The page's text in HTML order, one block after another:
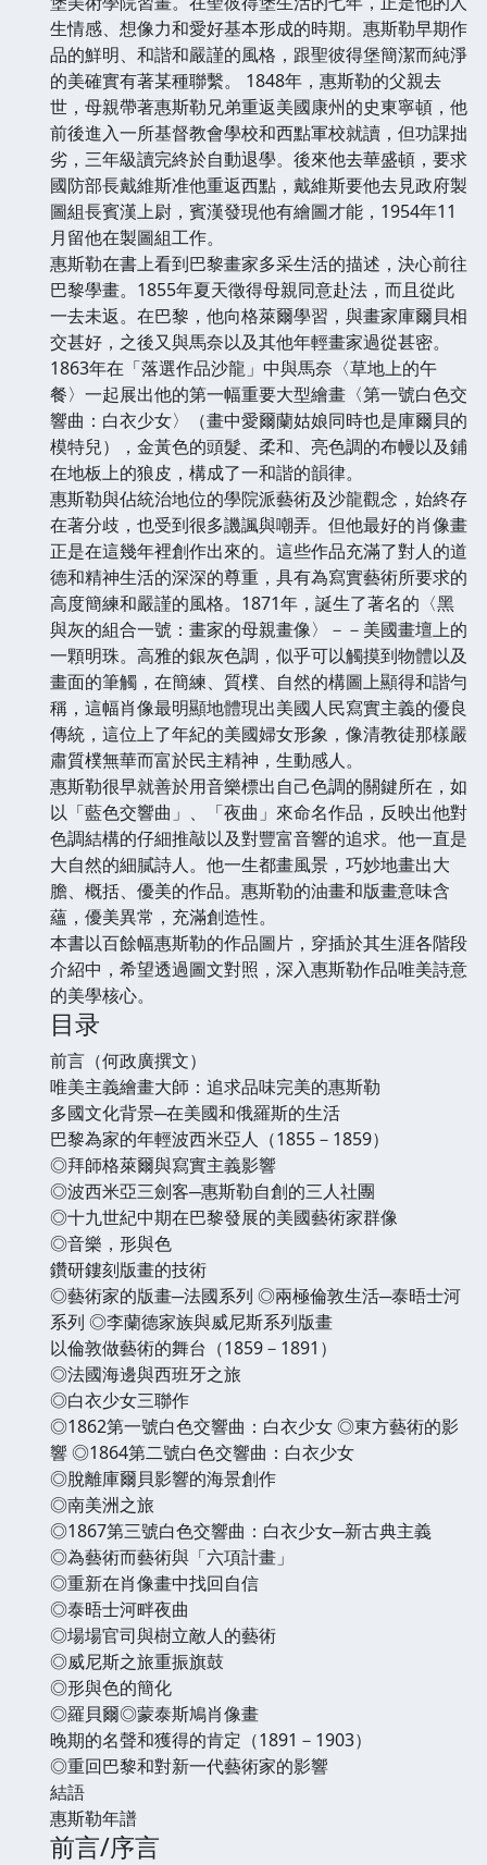
生情感、想像力和愛好基本形成的時期。惠斯勒早期作
品的鮮明、和諧和嚴謹的風格，跟聖彼得堡簡潔而純淨
的美確實有著某種聯繫。 1848年，惠斯勒的父親去
世，母親帶著惠斯勒兄弟重返美國康州的史東寧頓，他
前後進入一所基督教會學校和西點軍校就讀，但功課拙
劣，三年級讀完終於自動退學。後來他去華盛頓，要求
國防部長戴維斯准他重返西點，戴維斯要他去見政府製
圖組長賓漢上尉，賓漢發現他有繪圖才能，1954年11
月留他在製圖組工作。
惠斯勒在書上看到巴黎畫家多采生活的描述，決心前往
巴黎學畫。1855年夏天徵得母親同意赴法，而且從此
一去未返。在巴黎，他向格萊爾學習，與畫家庫爾貝相
交甚好，之後又與馬奈以及其他年輕畫家過從甚密。
1863年在「落選作品沙龍」中與馬奈〈草地上的午
餐〉一起展出他的第一幅重要大型繪畫〈第一號白色交
響曲：白衣少女〉（畫中愛爾蘭姑娘同時也是庫爾貝的
模特兒），金黃色的頭髮、柔和、亮色調的布幔以及鋪
在地板上的狼皮，構成了一和諧的韻律。
惠斯勒與佔統治地位的學院派藝術及沙龍觀念，始終存
在著分歧，也受到很多譏諷與嘲弄。但他最好的肖像畫
正是在這幾年裡創作出來的。這些作品充滿了對人的道
德和精神生活的深深的尊重，具有為寫實藝術所要求的
高度簡練和嚴謹的風格。1871年，誕生了著名的〈黑
與灰的組合一號：畫家的母親畫像〉－－美國畫壇上的
一顆明珠。高雅的銀灰色調，似乎可以觸摸到物體以及
畫面的筆觸，在簡練、質樸、自然的構圖上顯得和諧勻
稱，這幅肖像最明顯地體現出美國人民寫實主義的優良
傳統，這位上了年紀的美國婦女形象，像清教徒那樣嚴
肅質樸無華而富於民主精神，生動感人。
惠斯勒很早就善於用音樂標出自己色調的關鍵所在，如
以「藍色交響曲」、「夜曲」來命名作品，反映出他對
色調結構的仔細推敲以及對豐富音響的追求。他一直是
大自然的細膩詩人。他一生都畫風景，巧妙地畫出大
膽、概括、優美的作品。惠斯勒的油畫和版畫意味含
蘊，優美異常，充滿創造性。
本書以百餘幅惠斯勒的作品圖片，穿插於其生涯各階段
介紹中，希望透過圖文對照，深入惠斯勒作品唯美詩意
的美學核心。
目录
前言（何政廣撰文）
唯美主義繪畫大師：追求品味完美的惠斯勒
多國文化背景─在美國和俄羅斯的生活
巴黎為家的年輕波西米亞人（1855－1859）
◎拜師格萊爾與寫實主義影響
◎波西米亞三劍客─惠斯勒自創的三人社團
◎十九世紀中期在巴黎發展的美國藝術家群像
◎音樂，形與色
鑽研鏤刻版畫的技術
◎藝術家的版畫─法國系列 ◎兩極倫敦生活─泰晤士河
系列 ◎李蘭德家族與威尼斯系列版畫
以倫敦做藝術的舞台（1859－1891）
◎法國海邊與西班牙之旅
◎白衣少女三聯作
◎1862第一號白色交響曲：白衣少女 ◎東方藝術的影
響 ◎1864第二號白色交響曲：白衣少女
◎脫離庫爾貝影響的海景創作
◎南美洲之旅
◎1867第三號白色交響曲：白衣少女─新古典主義
◎為藝術而藝術與「六項計畫」
◎重新在肖像畫中找回自信
◎泰晤士河畔夜曲
◎場場官司與樹立敵人的藝術
◎威尼斯之旅重振旗鼓
◎形與色的簡化
◎羅貝爾◎蒙泰斯鳩肖像畫
晚期的名聲和獲得的肯定（1891－1903）
◎重回巴黎和對新一代藝術家的影響
結語
惠斯勒年譜
前言/序言